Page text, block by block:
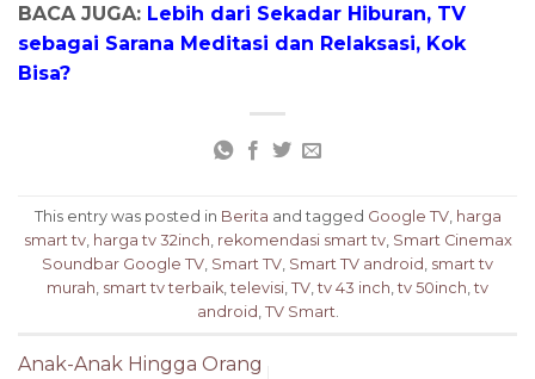
BACA JUGA: Lebih dari Sekadar Hiburan, TV
sebagai Sarana Meditasi dan Relaksasi, Kok
Bisa?
This entry was posted in Berita and tagged Google TV, harga
smart tv, harga tv 32inch rekomendasi smart tv, Smart Cinemax
Soundbar Google TV Smart TV Smart TV android smart tv
murah smart tv terbaik televisi TV tv 43 inch tv 50inch tv
android TV Smart
Anak-Anak Hingga Orang